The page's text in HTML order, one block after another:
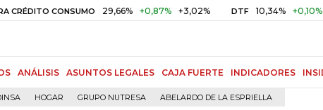
CONSUMO 29,66% +0,87% +3,02% DTF 10,34% +0,10% +0,98%
ANÁLISIS ASUNTOS LEGALES CAJA FUERTE INDICADORES
HOGAR GRUPO NUTRESA ABELARDO DE LA ESPRIELLA